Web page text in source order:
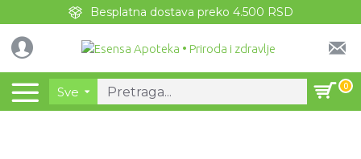
Besplatna dostava preko 4.500 RSD
Sve 0